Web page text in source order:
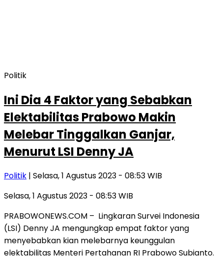
Politik
Ini Dia 4 Faktor yang Sebabkan
Elektabilitas Prabowo Makin
Melebar Tinggalkan Ganjar,
Menurut LSI Denny JA
Politik | Selasa, 1 Agustus 2023 - 08:53 WIB
Selasa, 1 Agustus 2023 - 08:53 WIB
PRABOWONEWS.COM – Lingkaran Survei Indonesia
(LSI) Denny JA mengungkap empat faktor yang
menyebabkan kian melebarnya keunggulan
elektabilitas Menteri Pertahanan RI Prabowo Subianto.